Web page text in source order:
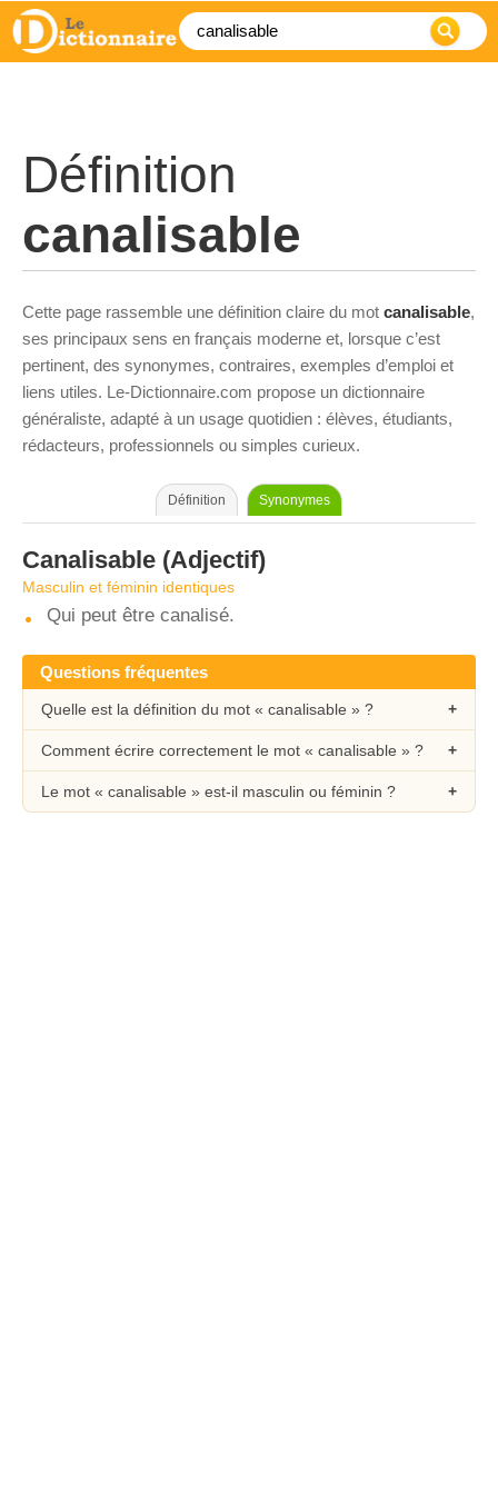
Définition
canalisable
Cette page rassemble une définition claire du mot canalisable,
ses principaux sens en français moderne et, lorsque c’est
pertinent, des synonymes, contraires, exemples d’emploi et
liens utiles. Le-Dictionnaire.com propose un dictionnaire
généraliste, adapté à un usage quotidien : élèves, étudiants,
rédacteurs, professionnels ou simples curieux.
Définition Synonymes
Canalisable (Adjectif)
Masculin et féminin identiques
Qui peut être canalisé.
Questions fréquentes
Quelle est la définition du mot « canalisable » ?
Comment écrire correctement le mot « canalisable » ?
Le mot « canalisable » est-il masculin ou féminin ?